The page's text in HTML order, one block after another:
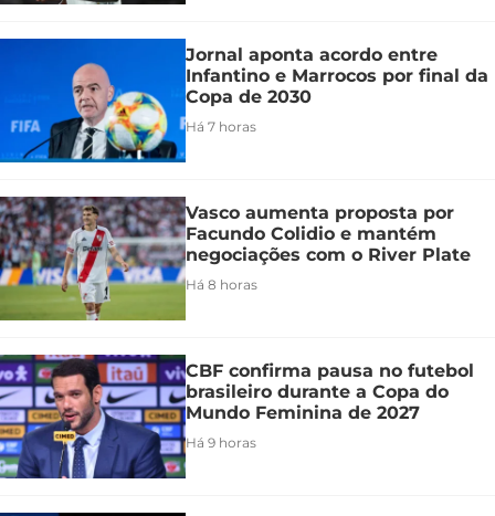
Jornal aponta acordo entre
Infantino e Marrocos por final da
Copa de 2030
Há 7 horas
Vasco aumenta proposta por
Facundo Colidio e mantém
negociações com o River Plate
Há 8 horas
CBF confirma pausa no futebol
brasileiro durante a Copa do
Mundo Feminina de 2027
Há 9 horas